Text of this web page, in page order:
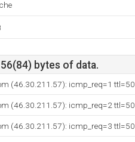
bytes of data.
(46.30.211.57): icmp_req=1 ttl=50
(46.30.211.57): icmp_req=2 ttl=50
(46.30.211.57): icmp_req=3 ttl=50